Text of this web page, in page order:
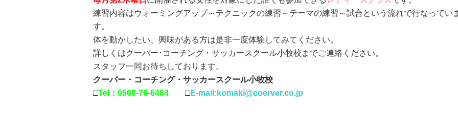
練習内容はウォーミングアップ～テクニックの練習～テーマの練習～試合という流れで行なってい
す。
体を動かしたい、興味がある方は是非一度体験してみてください。
詳しくはクーバー･コーチング・サッカースクール小牧校までご連絡ください。
スタッフ一同お待ちしております。
クーバー・コーチング・サッカースクール小牧校
□Tel：0568-76-6484 □E-mail:komaki@coerver.co.jp